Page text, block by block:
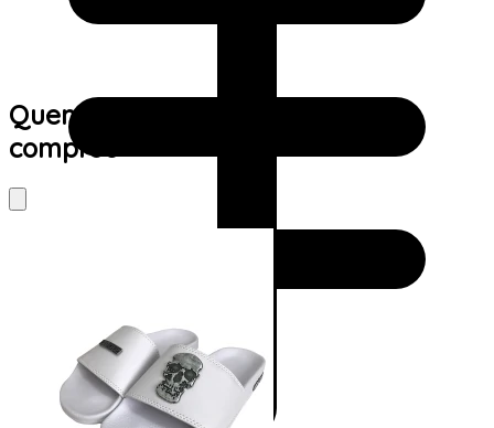
Quem viu este produto também
comprou